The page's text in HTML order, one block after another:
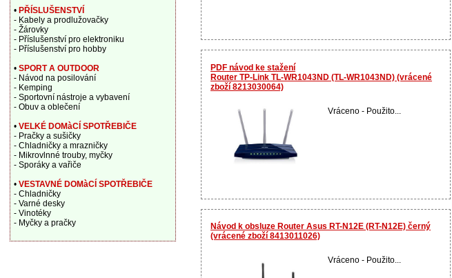
PDF návod ke stažení
Router TP-Link TL-WR1043ND (TL-WR1043ND) (vrácené
zboží 8213030064)
Vráceno - Použito...
Návod k obsluze Router Asus RT-N12E (RT-N12E) černý
(vrácené zboží 8413011026)
Vráceno - Použito...
• PŘÍSLUŠENSTVÍ
- Kabely a prodlužovačky
- Žárovky
- Příslušenství pro elektroniku
- Příslušenství pro hobby
• SPORT A OUTDOOR
- Návod na posilování
- Kemping
- Sportovní nástroje a vybavení
- Obuv a oblečení
• VELKÉ DOMàCÍ SPOTŘEBIČE
- Pračky a sušičky
- Chladničky a mrazničky
- Mikrovlnné trouby, myčky
- Sporáky a vařiče
• VESTAVNÉ DOMàCÍ SPOTŘEBIČE
- Chladničky
- Varné desky
- Vinotéky
- Myčky a pračky